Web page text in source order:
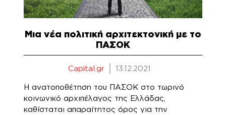
Μια νέα πολιτική αρχιτεκτονική με το
ΠΑΣΟΚ
Capital.gr 13.12.2021
Η ανατοποθέτηση του ΠΑΣΟΚ στο τωρινό
κοινωνικό αρχιπέλαγος της Ελλάδας,
καθίσταται απαραίτητος όρος για την